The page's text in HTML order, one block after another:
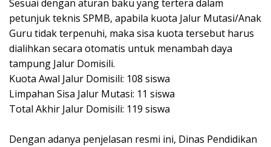
‎​Sesuai dengan aturan baku yang tertera dalam
petunjuk teknis SPMB, apabila kuota Jalur Mutasi/Anak
Guru tidak terpenuhi, maka sisa kuota tersebut harus
dialihkan secara otomatis untuk menambah daya
tampung Jalur Domisili.
‎​Kuota Awal Jalur Domisili: 108 siswa
‎​Limpahan Sisa Jalur Mutasi: 11 siswa
‎​Total Akhir Jalur Domisili: 119 siswa
‎​Dengan adanya penjelasan resmi ini, Dinas Pendidikan